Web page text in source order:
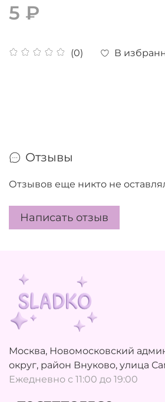
(0) В
5 ₽
Отзывы
Отзывов еще никто не
Написать отзыв
Москва, Новомосковский
округ, район Внуково, улица
Ежедневно с 11:00 до 19:00